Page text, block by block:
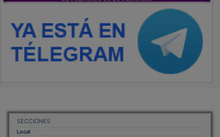
SECCIONES
Local
Provincia